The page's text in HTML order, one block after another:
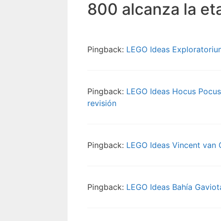
800 alcanza la
Pingback: LEGO Ideas
Pingback: LEGO Ideas Hocus
revisión
Pingback: LEGO Ideas Vincent
Pingback: LEGO Ideas Bahía